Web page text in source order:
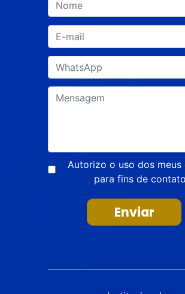
Autorizo o uso dos meus
para fins de contato
Enviar